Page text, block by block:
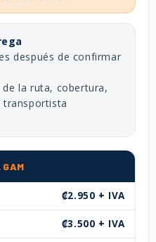
después de confirmar
de la ruta, cobertura,
transportista
GAM
₡2.950 + IVA
₡3.500 + IVA